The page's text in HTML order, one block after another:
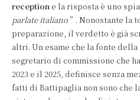
receptione la risposta è uno
parlate italiano” . Nonostante la
preparazione, il verdetto è già
altri. Un esame che la fonte
segretario di commissione che
2023 e il 2025, definisce senza
fatti di Battipaglia non sono che